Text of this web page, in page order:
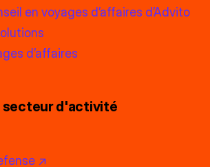
en voyages d’affaires d’Advito
d’affaires
secteur d'activité
↗